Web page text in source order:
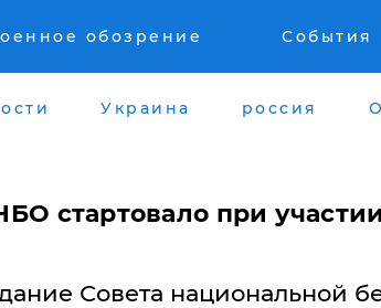
обозрение События
Украина россия
стартовало при участии
Совета национальной